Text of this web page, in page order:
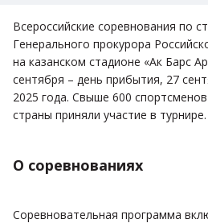
Всероссийские соревнования по
Генерального прокурора
на казанском стадионе «Ак Барс
сентября – день прибытия, 27
2025 года. Свыше 600
страны приняли участие в турнире.
О соревнованиях
Соревновательная программа